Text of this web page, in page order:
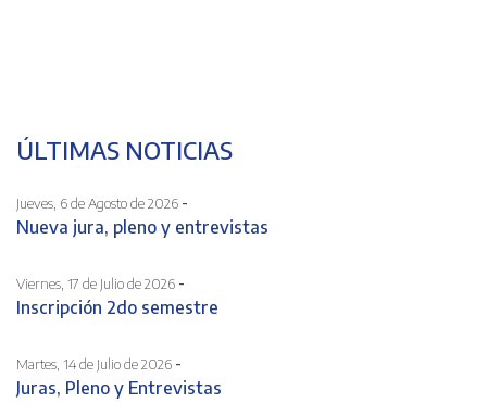
ÚLTIMAS NOTICIAS
Jueves, 6 de Agosto de 2026 -
Nueva jura, pleno y entrevistas
Viernes, 17 de Julio de 2026 -
Inscripción 2do semestre
Martes, 14 de Julio de 2026 -
Juras, Pleno y Entrevistas